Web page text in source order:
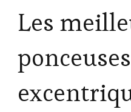
Les
ponceuses